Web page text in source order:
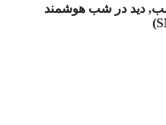
شب, دید در شب هوشمند